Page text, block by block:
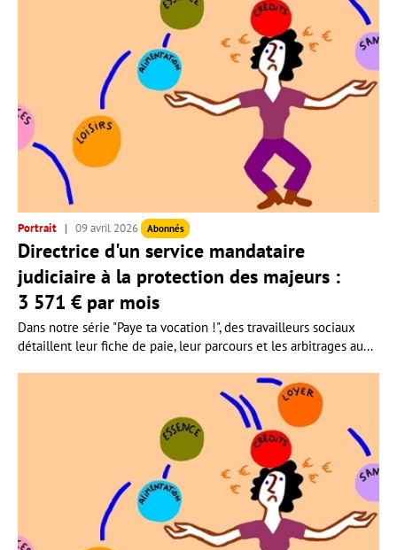
Portrait 09 avril 2026 Abonnés
Directrice d'un service mandataire
judiciaire à la protection des majeurs :
3 571 € par mois
Dans notre série "Paye ta vocation !", des travailleurs sociaux
détaillent leur fiche de paie, leur parcours et les arbitrages au...